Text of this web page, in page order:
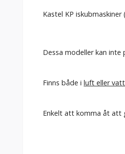
Kastel KP iskubmaskiner
Dessa modeller kan inte
Finns både i luft eller
Enkelt att komma åt att